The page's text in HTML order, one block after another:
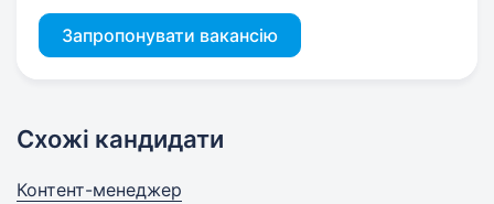
Запропонувати вакансію
Схожі кандидати
Контент-менеджер